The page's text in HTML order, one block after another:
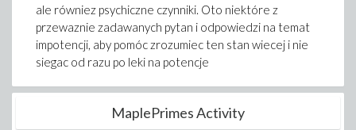
ale równiez psychiczne czynniki. Oto niektóre z
przewaznie zadawanych pytan i odpowiedzi na temat
impotencji, aby pomóc zrozumiec ten stan wiecej i nie
siegac od razu po leki na potencje
MaplePrimes Activity